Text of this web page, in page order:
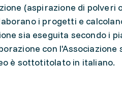
(aspirazione di polveri
i progetti e
sia eseguita secondo i
con l'Associazione
è sottotitolato in italiano.